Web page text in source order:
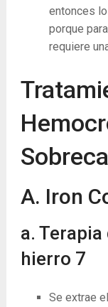
entonces
porque
requiere
A. Iron
a.
hierro 7
Se extrae